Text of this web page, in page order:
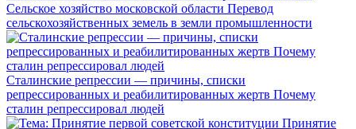
Сельское хозяйство московской области Перевод
сельскохозяйственных земель в земли промышленности
Сталинские репрессии — причины, списки
репрессированных и реабилитированных жертв Почему
сталин репрессировал людей